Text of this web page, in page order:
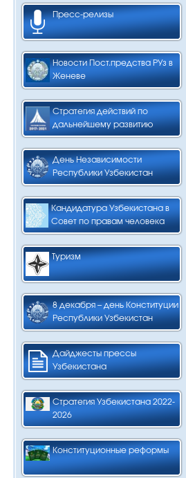
Пресс-релизы
Новости Пост.предства РУз в
Женеве
Стратегия действий по
дальнейшему развитию
День Независимости
Республики Узбекистан
Кандидатура Узбекистана в
Совет по правам человека
Туризм
8 декабря – день Конституции
Республики Узбекистан
Дайджесты прессы
Узбекистана
Стратегия Узбекистана 2022-
2026
Конституционные реформы